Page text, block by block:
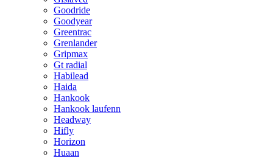
Goodride
Goodyear
Greentrac
Grenlander
Gripmax
Gt radial
Habilead
Haida
Hankook
Hankook laufenn
Headway
Hifly
Horizon
Huaan